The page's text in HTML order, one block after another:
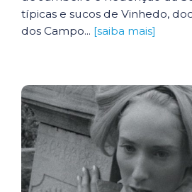
típicas e sucos de Vinhedo,
dos Campo... [saiba mais]